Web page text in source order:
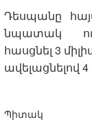
Դեսպանը
նպատակ
հասցնել 3
ավելացնելով
Պիտակ